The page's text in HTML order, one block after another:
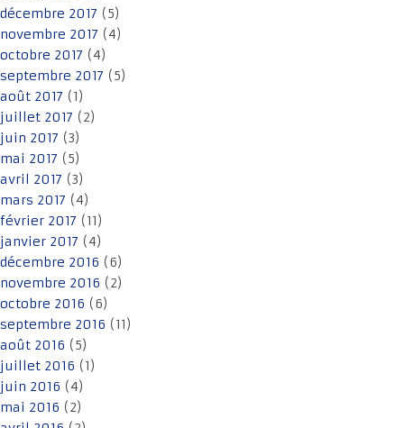
décembre 2017 (5)
novembre 2017 (4)
octobre 2017 (4)
septembre 2017 (5)
août 2017 (1)
juillet 2017 (2)
juin 2017 (3)
mai 2017 (5)
avril 2017 (3)
mars 2017 (4)
février 2017 (11)
janvier 2017 (4)
décembre 2016 (6)
novembre 2016 (2)
octobre 2016 (6)
septembre 2016 (11)
août 2016 (5)
juillet 2016 (1)
juin 2016 (4)
mai 2016 (2)